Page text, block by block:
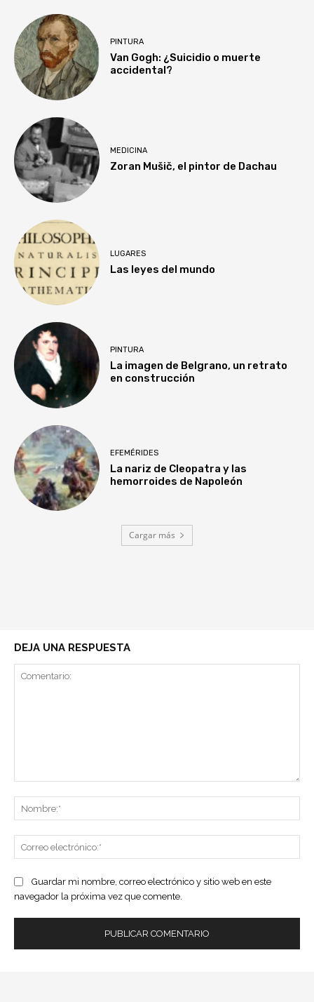
PINTURA
Van Gogh: ¿Suicidio o muerte
accidental?
MEDICINA
Zoran Mušič, el pintor de Dachau
LUGARES
Las leyes del mundo
PINTURA
La imagen de Belgrano, un retrato
en construcción
EFEMÉRIDES
La nariz de Cleopatra y las
hemorroides de Napoleón
Cargar más
DEJA UNA RESPUESTA
Guardar mi nombre, correo electrónico y sitio web en este
navegador la próxima vez que comente.